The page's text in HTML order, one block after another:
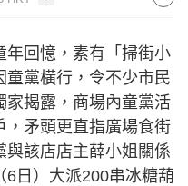
年回憶，素有「掃街小
童黨橫行，令不少市民
家揭露，商場內童黨活
，矛頭更直指廣場食街
與該店店主薛小姐關係
6日）大派200串冰糖葫